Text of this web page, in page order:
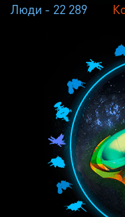
Люди - 22 289